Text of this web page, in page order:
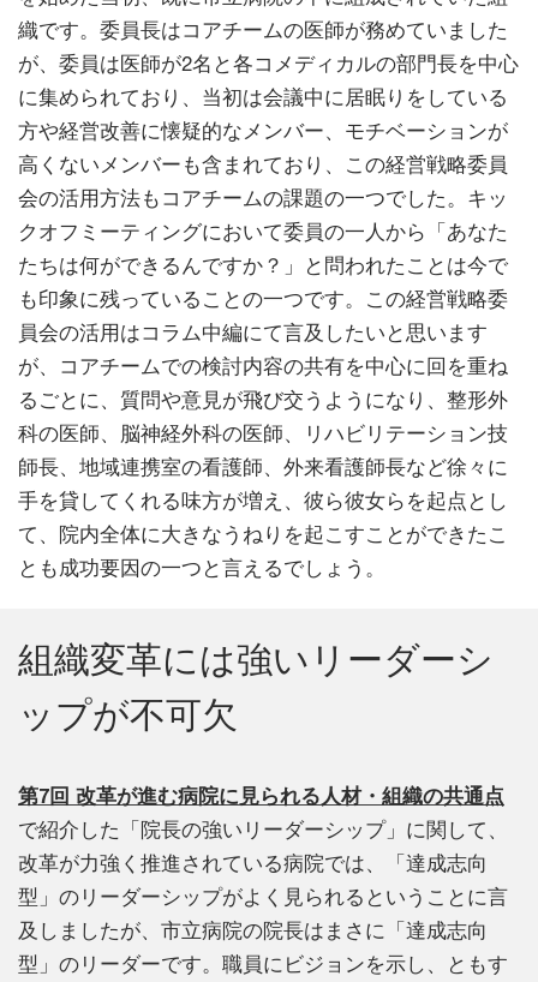
織です。委員長はコアチームの医師が務めていました
が、委員は医師が2名と各コメディカルの部門長を中心
に集められており、当初は会議中に居眠りをしている
方や経営改善に懐疑的なメンバー、モチベーションが
高くないメンバーも含まれており、この経営戦略委員
会の活用方法もコアチームの課題の一つでした。キッ
クオフミーティングにおいて委員の一人から「あなた
たちは何ができるんですか？」と問われたことは今で
も印象に残っていることの一つです。この経営戦略委
員会の活用はコラム中編にて言及したいと思います
が、コアチームでの検討内容の共有を中心に回を重ね
るごとに、質問や意見が飛び交うようになり、整形外
科の医師、脳神経外科の医師、リハビリテーション技
師長、地域連携室の看護師、外来看護師長など徐々に
手を貸してくれる味方が増え、彼ら彼女らを起点とし
て、院内全体に大きなうねりを起こすことができたこ
とも成功要因の一つと言えるでしょう。
組織変革には強いリーダーシ
ップが不可欠
第7回 改革が進む病院に見られる人材・組織の共通点
で紹介した「院長の強いリーダーシップ」に関して、
改革が力強く推進されている病院では、「達成志向
型」のリーダーシップがよく見られるということに言
及しましたが、市立病院の院長はまさに「達成志向
型」のリーダーです。職員にビジョンを示し、ともす